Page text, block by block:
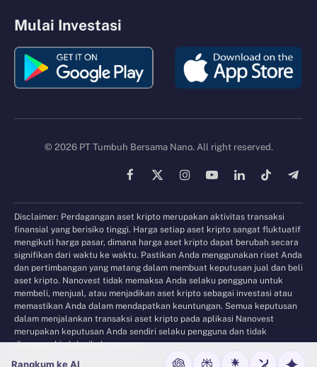
Mulai Investasi
© 2026 PT Tumbuh Bersama Nano. All right reserved.
Facebook
X
InstagramYouTubeLinkedInTikTok
Disclaimer: Perdagangan aset kripto merupakan aktivitas transaksi
finansial yang berisiko tinggi. Harga setiap aset kripto sangat fluktuatif
mengikuti harga pasar, dimana harga aset kripto dapat berubah secara
signifikan dari waktu ke waktu. Pastikan Anda menggunakan riset Anda
dan pertimbangan yang matang dalam membuat keputusan jual dan beli
aset kripto. Nanovest tidak memaksa Anda selaku pengguna untuk
membeli, menjual, atau menjadikan aset kripto sebagai investasi atau
memastikan Anda dalam mendapatkan keuntungan. Semua keputusan
dalam menjalankan transaksi aset kripto pada aplikasi Nanovest
merupakan keputusan Anda sendiri selaku pengguna dan tidak
dipengaruhi oleh pihak manapun.
Rangkum ke AI